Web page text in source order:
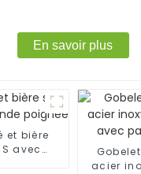
En savoir plus
et bière
avec
acier